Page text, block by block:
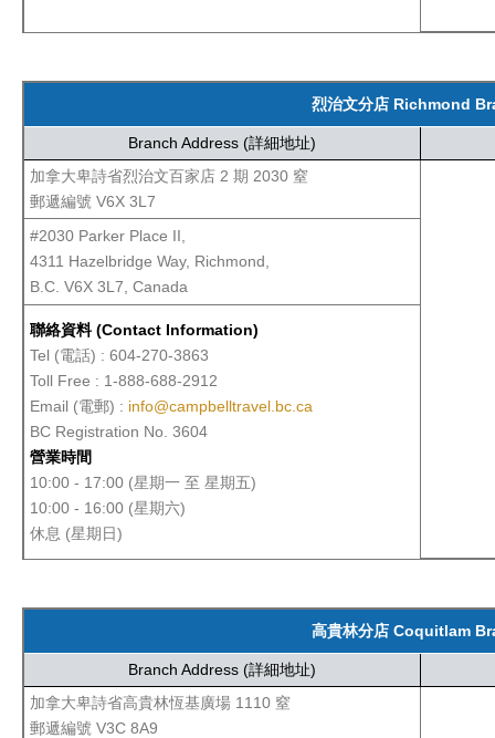
烈治文分店 Richmond
Branch Address (詳細地址)
加拿大卑詩省烈治文百家店 2 期 2030 窒
郵遞編號 V6X 3L7
#2030 Parker Place II,
4311 Hazelbridge Way, Richmond,
B.C. V6X 3L7, Canada
聯絡資料 (Contact Information)
Tel (電話) : 604-270-3863
Toll Free : 1-888-688-2912
Email (電郵) : info@campbelltravel.bc.ca
BC Registration No. 3604
營業時間
10:00 - 17:00 (星期一 至 星期五)
10:00 - 16:00 (星期六)
休息 (星期日)
高貴林分店 Coquitlam
Branch Address (詳細地址)
加拿大卑詩省高貴林恆基廣場 1110 窒
郵遞編號 V3C 8A9